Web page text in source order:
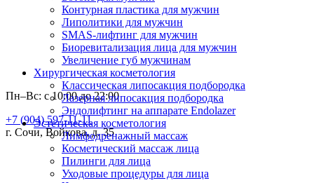
Пн–Вс: с 10:00 до 22:00
+7 (904) 597-11-11
г. Сочи, Войкова, д. 35
Контурная пластика для мужчин
Липолитики для мужчин
SMAS-лифтинг для мужчин
Биоревитализация лица для мужчин
Увеличение губ мужчинам
Хирургическая косметология
Классическая липосакция подбородка
Лазерная липосакция подбородка
Эндолифтинг на аппарате Endolazer
Эстетическая косметология
Лимфодренажный массаж
Косметический массаж лица
Пилинги для лица
Уходовые процедуры для лица